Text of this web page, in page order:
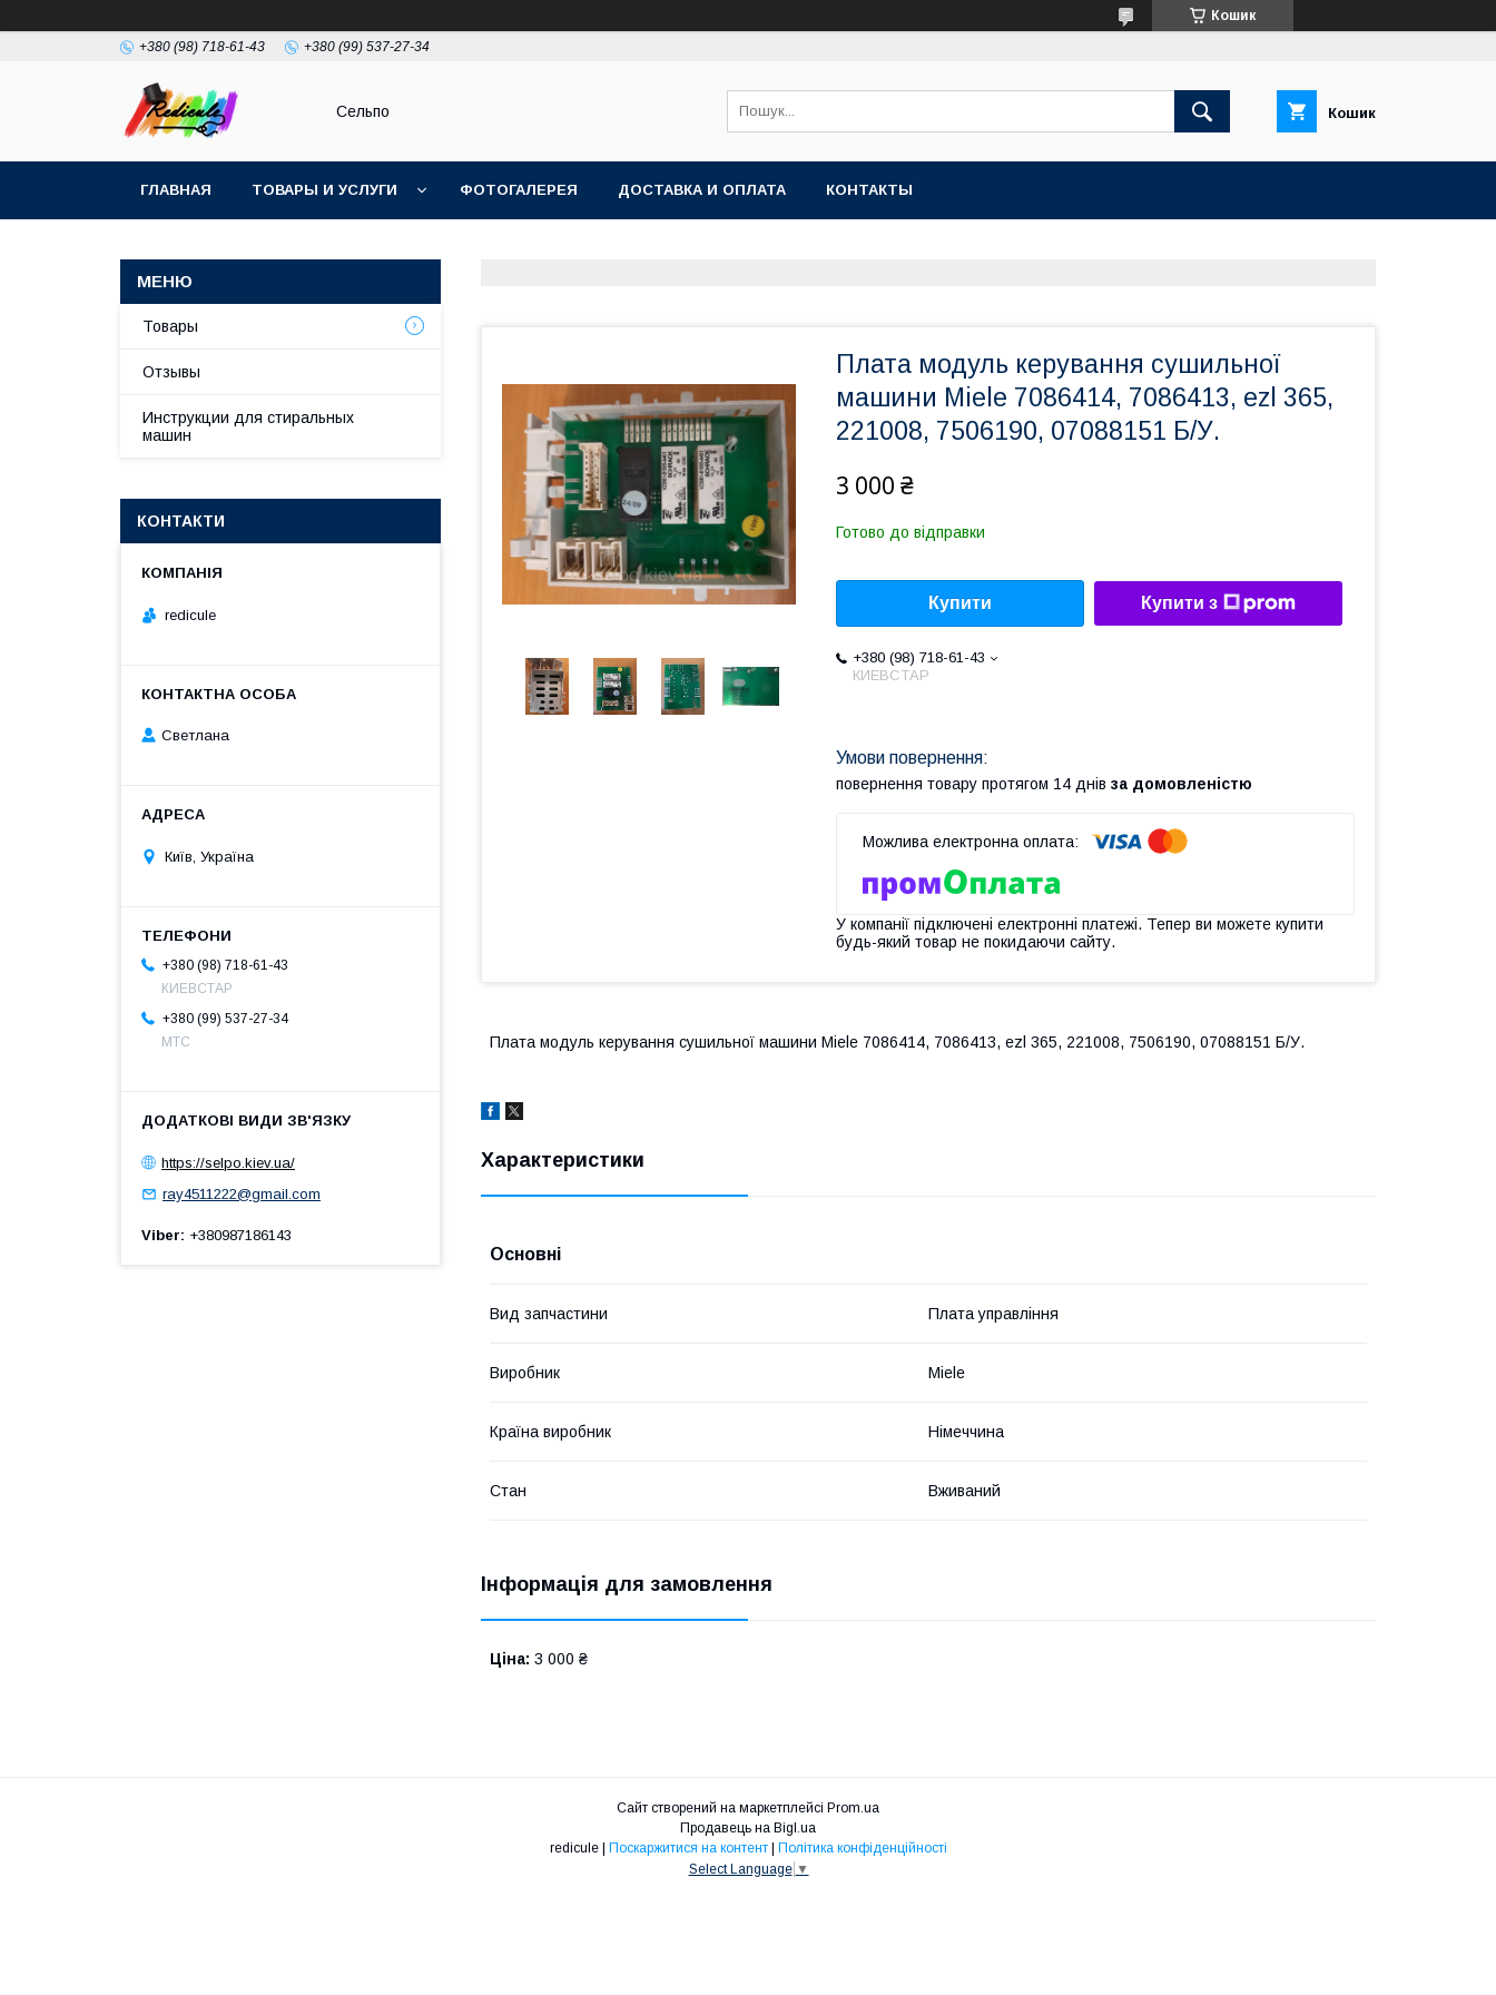
Кошик
+380 (98) 718-61-43 +380 (99) 537-27-34
Сельпо Кошик
ГЛАВНАЯ ТОВАРЫ И УСЛУГИ ФОТОГАЛЕРЕЯ ДОСТАВКА И ОПЛАТА КОНТАКТЫ
Плата модуль керування сушильної
машини Miele 7086414, 7086413, ezl 365,
221008, 7506190, 07088151 Б/У.
3 000 ₴
Готово до відправки
Купити Купити з
+380 (98) 718-61-43
КИЕВСТАР
повернення товару протягом 14 днів за домовленістю
У компанії підключені електронні платежі. Тепер ви можете купити
будь-який товар не покидаючи сайту.
Плата модуль керування сушильної машини Miele 7086414, 7086413, ezl 365, 221008, 7506190, 07088151 Б/У.
Характеристики
Основні
Вид запчастини Плата управління
Виробник Miele
Країна виробник Німеччина
Стан Вживаний
Інформація для замовлення
Ціна: 3 000 ₴
Товары
Отзывы
Инструкции для стиральных
машин
КОНТАКТИ
redicule
Светлана
Київ, Україна
+380 (98) 718-61-43
КИЕВСТАР
+380 (99) 537-27-34
МТС
https://selpo.kiev.ua/
ray4511222@gmail.com
Viber +380987186143
Сайт створений на маркетплейсі Prom.ua
Продавець на Bigl.ua
redicule | Поскаржитися на контент | Політика конфіденційності
Select Language ▼